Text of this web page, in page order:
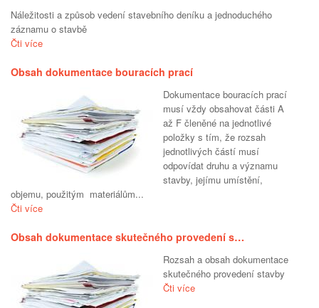
Náležitosti a způsob vedení stavebního deníku a jednoduchého
záznamu o stavbě
Čti více
Obsah dokumentace bouracích prací
Dokumentace bouracích prací
musí vždy obsahovat části A
až F členěné na jednotlivé
položky s tím, že rozsah
jednotlivých částí musí
odpovídat druhu a významu
stavby, jejímu umístění,
objemu, použitým materiálům...
Čti více
Obsah dokumentace skutečného provedení s…
Rozsah a obsah dokumentace
skutečného provedení stavby
Čti více